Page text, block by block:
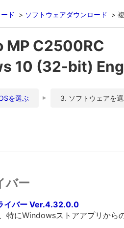
ド ソフトウェアダウンロード
MP C2500RC
10 (32-bit)
を選ぶ 3. ソフトウェアを
バー
イバー Ver.4.32.0.0
特にWindowsストアアプリから